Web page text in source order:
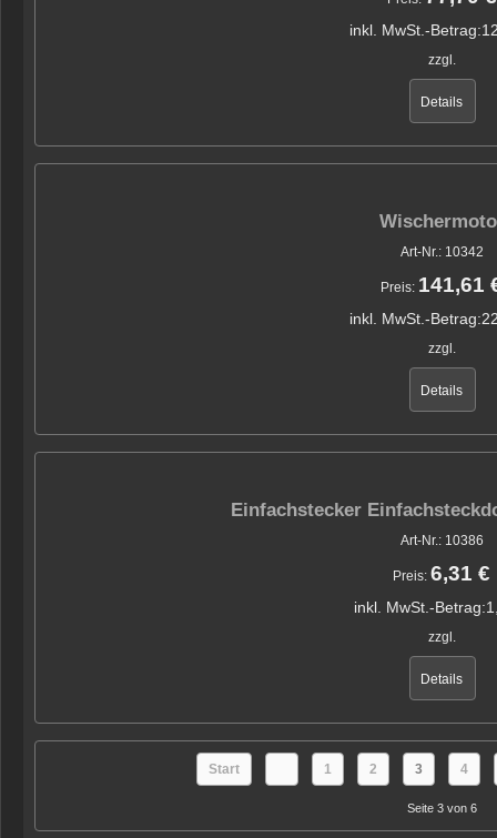
inkl. MwSt.-Betrag:
zzgl.
Details
Art-Nr.: 10342
Preis: 141,61
inkl. MwSt.-Betrag:
zzgl.
Details
Einfachstecker
Art-Nr.: 10386
Preis:6,31 €
inkl. MwSt.-Betrag:
zzgl.
Details
Start 1 2 3 4
Seite 3 von 6